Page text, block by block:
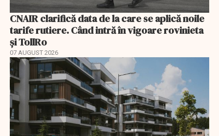
CNAIR clarifică data de la care se aplică noile
tarife rutiere. Când intră în vigoare rovinieta
și TollRo
07 AUGUST 2026